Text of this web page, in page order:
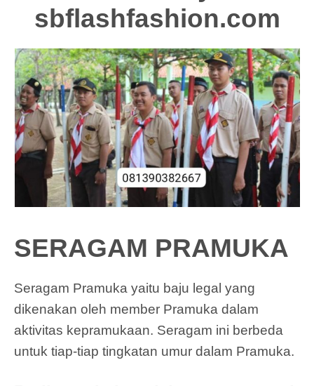
sbflashfashion.com
SERAGAM PRAMUKA
Seragam Pramuka yaitu baju legal yang
dikenakan oleh member Pramuka dalam
aktivitas kepramukaan. Seragam ini berbeda
untuk tiap-tiap tingkatan umur dalam Pramuka.